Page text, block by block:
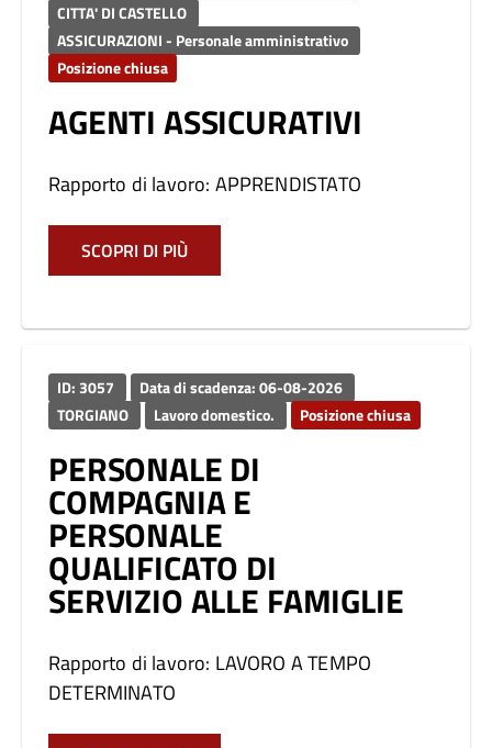
CITTA' DI CASTELLO
ASSICURAZIONI - Personale amministrativo
Posizione chiusa
AGENTI ASSICURATIVI
Rapporto di lavoro: APPRENDISTATO
SCOPRI DI PIÙ
ID: 3057
Data di scadenza: 06-08-2026
TORGIANO
Lavoro domestico. Posizione chiusa
PERSONALE DI
COMPAGNIA E
PERSONALE
QUALIFICATO DI
SERVIZIO ALLE FAMIGLIE
Rapporto di lavoro: LAVORO A TEMPO
DETERMINATO